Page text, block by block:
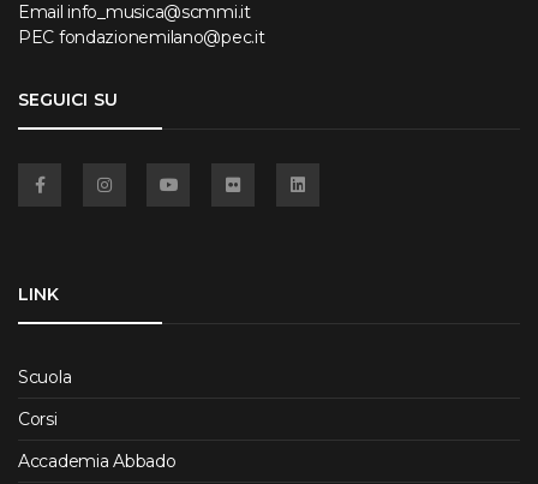
Email info_musica@scmmi.it
PEC fondazionemilano@pec.it
SEGUICI SU
LINK
Scuola
Corsi
Accademia Abbado